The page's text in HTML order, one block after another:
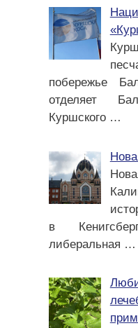
побережье
отделяет
Куршского …
в
либеральная …